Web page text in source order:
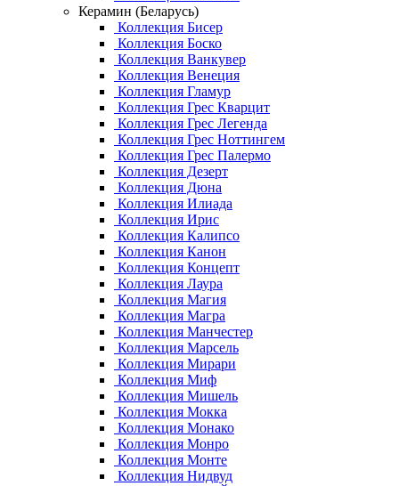
Керамин (Беларусь)
Коллекция Бисер
Коллекция Боско
Коллекция Ванкувер
Коллекция Венеция
Коллекция Гламур
Коллекция Грес Кварцит
Коллекция Грес Легенда
Коллекция Грес Ноттингем
Коллекция Грес Палермо
Коллекция Дезерт
Коллекция Дюна
Коллекция Илиада
Коллекция Ирис
Коллекция Калипсо
Коллекция Канон
Коллекция Концепт
Коллекция Лаура
Коллекция Магия
Коллекция Магра
Коллекция Манчестер
Коллекция Марсель
Коллекция Мирари
Коллекция Миф
Коллекция Мишель
Коллекция Мокка
Коллекция Монако
Коллекция Монро
Коллекция Монте
Коллекция Нидвуд